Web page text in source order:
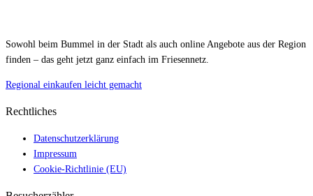
Sowohl beim Bummel in der Stadt als auch online Angebote aus der Region
finden – das geht jetzt ganz einfach im Friesennetz.
Regional einkaufen leicht gemacht
Rechtliches
Datenschutzerklärung
Impressum
Cookie-Richtlinie (EU)